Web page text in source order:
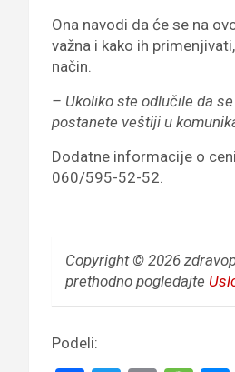
Ona navodi da će se na
važna i kako ih
način.
– Ukoliko ste odlučile da
postanete veštiji u
Dodatne informacije o
060/595-52-52.
Copyright © 2026
prethodno pogledajte
Podeli: